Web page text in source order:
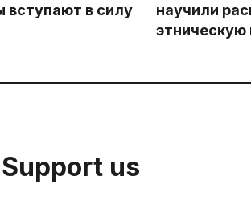
вступают в силу
научили
Support us